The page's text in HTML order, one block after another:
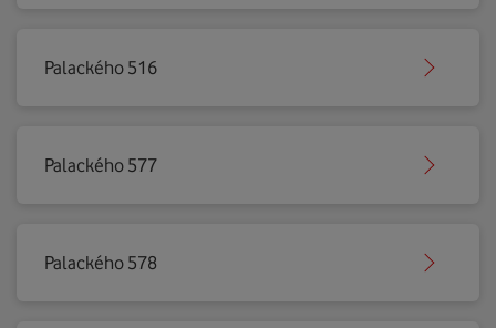
Palackého 516
Palackého 577
Palackého 578